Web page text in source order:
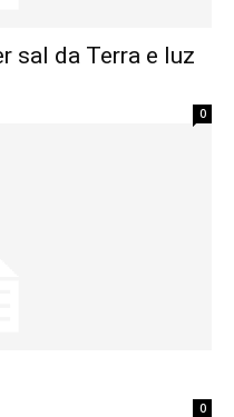
sal da Terra e luz
0
0